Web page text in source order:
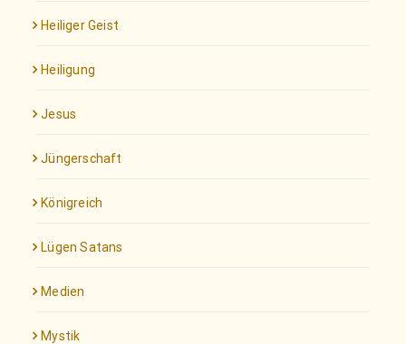
Heiliger Geist
Heiligung
Jesus
Jüngerschaft
Königreich
Lügen Satans
Medien
Mystik